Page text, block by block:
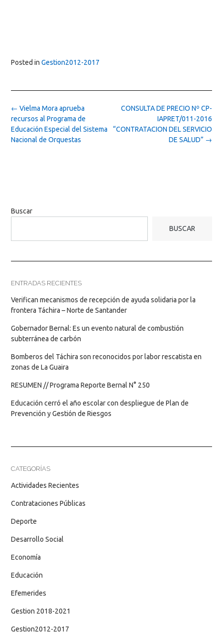
Posted in Gestion2012-2017
Post
navigation
CONSULTA DE PRECIO Nº CP-
IAPRET/011-2016
“CONTRATACION DEL SERVICIO
DE SALUD” →
← Vielma Mora aprueba
recursos al Programa de
Educación Especial del Sistema
Nacional de Orquestas
Buscar
BUSCAR
ENTRADAS RECIENTES
Verifican mecanismos de recepción de ayuda solidaria por la
frontera Táchira – Norte de Santander
Gobernador Bernal: Es un evento natural de combustión
subterránea de carbón
Bomberos del Táchira son reconocidos por labor rescatista en
zonas de La Guaira
RESUMEN // Programa Reporte Bernal N° 250
Educación cerró el año escolar con despliegue de Plan de
Prevención y Gestión de Riesgos
CATEGORÍAS
Actividades Recientes
Contrataciones Públicas
Deporte
Desarrollo Social
Economía
Educación
Efemerides
Gestion 2018-2021
Gestion2012-2017